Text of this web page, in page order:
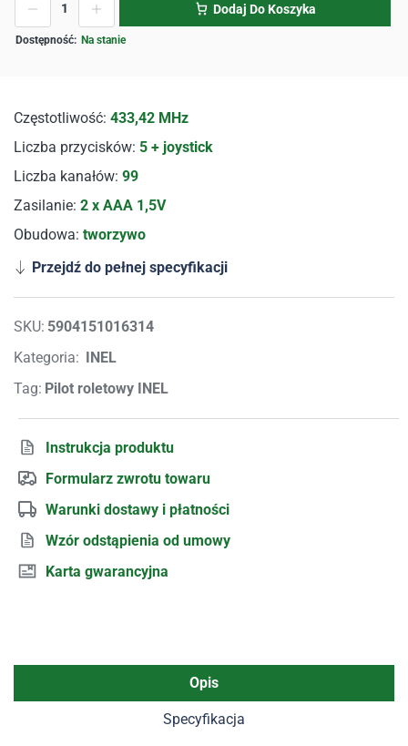
Częstotliwość: 433,42 MHz
Liczba przycisków: 5 + joystick
Liczba kanałów: 99
Zasilanie: 2 x AAA 1,5V
Obudowa: tworzywo
Przejdź do pełnej specyfikacji
SKU: 5904151016314
Kategoria: INEL
Tag: Pilot roletowy INEL
Instrukcja produktu
Formularz zwrotu towaru
Warunki dostawy i płatności
Wzór odstąpienia od umowy
Karta gwarancyjna
Na stanie
Dodaj Do Koszyka
Opis
Specyfikacja